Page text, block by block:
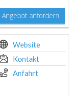
Angebot anfordern
Website
Kontakt
Anfahrt